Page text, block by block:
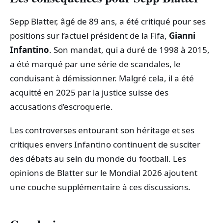
Sepp Blatter, âgé de 89 ans, a été critiqué pour ses
positions sur l’actuel président de la Fifa, Gianni
Infantino. Son mandat, qui a duré de 1998 à 2015,
a été marqué par une série de scandales, le
conduisant à démissionner. Malgré cela, il a été
acquitté en 2025 par la justice suisse des
accusations d’escroquerie.
Les controverses entourant son héritage et ses
critiques envers Infantino continuent de susciter
des débats au sein du monde du football. Les
opinions de Blatter sur le Mondial 2026 ajoutent
une couche supplémentaire à ces discussions.